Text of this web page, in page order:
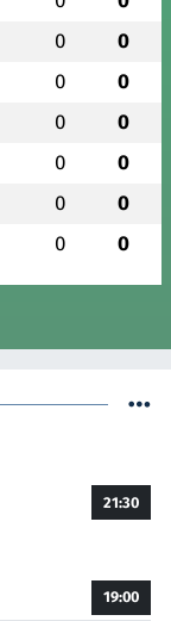
0 0
0 0
0 0
0 0
0 0
0 0
21:30
19:00